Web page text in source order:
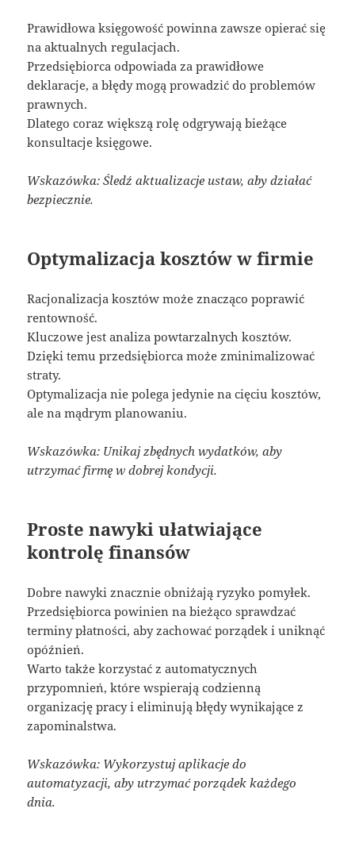
Prawidłowa księgowość powinna zawsze opierać się
na aktualnych regulacjach.
Przedsiębiorca odpowiada za prawidłowe
deklaracje, a błędy mogą prowadzić do problemów
prawnych.
Dlatego coraz większą rolę odgrywają bieżące
konsultacje księgowe.
Wskazówka: Śledź aktualizacje ustaw, aby działać
bezpiecznie.
Optymalizacja kosztów w firmie
Racjonalizacja kosztów może znacząco poprawić
rentowność.
Kluczowe jest analiza powtarzalnych kosztów.
Dzięki temu przedsiębiorca może zminimalizować
straty.
Optymalizacja nie polega jedynie na cięciu kosztów,
ale na mądrym planowaniu.
Wskazówka: Unikaj zbędnych wydatków, aby
utrzymać firmę w dobrej kondycji.
Proste nawyki ułatwiające
kontrolę finansów
Dobre nawyki znacznie obniżają ryzyko pomyłek.
Przedsiębiorca powinien na bieżąco sprawdzać
terminy płatności, aby zachować porządek i uniknąć
opóźnień.
Warto także korzystać z automatycznych
przypomnień, które wspierają codzienną
organizację pracy i eliminują błędy wynikające z
zapominalstwa.
Wskazówka: Wykorzystuj aplikacje do
automatyzacji, aby utrzymać porządek każdego
dnia.